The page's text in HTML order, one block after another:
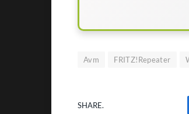
Avm FRITZ!Repeater
SHARE.